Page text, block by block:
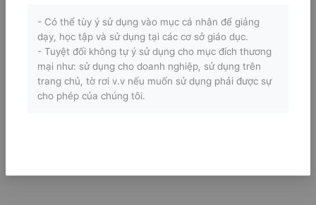
- Có thể tùy ý sử dụng vào mục cá nhân để giảng
dạy, học tập và sử dụng tại các cơ sở giáo dục.
- Tuyệt đối không tự ý sử dụng cho mục đích thương
mại như: sử dụng cho doanh nghiệp, sử dụng trên
trang chủ, tờ rơi v.v nếu muốn sử dụng phải được sự
cho phép của chúng tôi.